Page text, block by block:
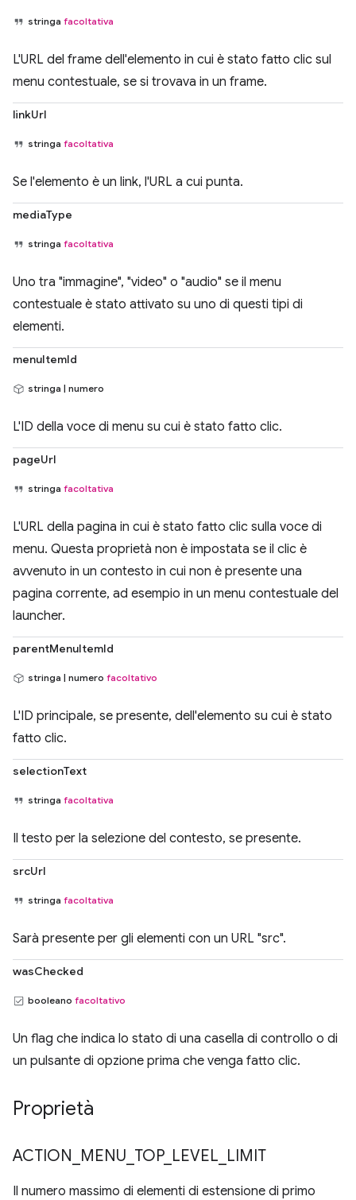
stringa facoltativa
L'URL del frame dell'elemento in cui è stato fatto clic sul
menu contestuale, se si trovava in un frame.
linkUrl
stringa facoltativa
Se l'elemento è un link, l'URL a cui punta.
mediaType
stringa facoltativa
Uno tra "immagine", "video" o "audio" se il menu
contestuale è stato attivato su uno di questi tipi di
elementi.
menuItemId
stringa | numero
L'ID della voce di menu su cui è stato fatto clic.
pageUrl
stringa facoltativa
L'URL della pagina in cui è stato fatto clic sulla voce di
menu. Questa proprietà non è impostata se il clic è
avvenuto in un contesto in cui non è presente una
pagina corrente, ad esempio in un menu contestuale del
launcher.
parentMenuItemId
stringa | numero facoltativo
L'ID principale, se presente, dell'elemento su cui è stato
fatto clic.
selectionText
stringa facoltativa
Il testo per la selezione del contesto, se presente.
srcUrl
stringa facoltativa
Sarà presente per gli elementi con un URL "src".
wasChecked
booleano facoltativo
Un flag che indica lo stato di una casella di controllo o di
un pulsante di opzione prima che venga fatto clic.
Proprietà
ACTION MENU TOP_ LEVEL LIMIT
Il numero massimo di elementi di estensione di primo